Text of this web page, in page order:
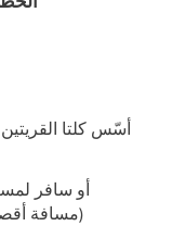
أسّس كلتا
أو سافر
(مسافة